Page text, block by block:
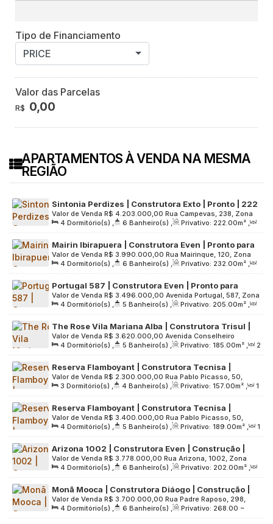
Tipo de Financiamento
PRICE
Valor das Parcelas
R$ 0,00
APARTAMENTOS À VENDA NA MESMA
REGIÃO
Sintonia Perdizes | Construtora Exto | Pronto | 222
metros | 04 suítes | 03 vagas
R$ 4.203.000,00
Valor de Venda
Rua Campevas, 238, Zona
Oeste, 05016-010, Perdizes, São Paulo, São Paulo, Brasil
4 Dormitório(s) , 6 Banheiro(s) , Privativo: 222.00m² ,
2 Sala(s) , 4 Suíte(s) , 3 Vaga(s) , Útil: 222.00m² ,
Terreno:
4280.00m²
Mairin Ibirapuera | Construtora Even | Pronto para
morar | 232 metros | 04 suítes | varanda gourmet |
hall privativo | 03 vagas
R$ 3.990.000,00
Valor de Venda
Rua Mairinque, 120, Zona
Sul, 04037-020, Vila Clementino, São Paulo, São Paulo,
Brasil
4 Dormitório(s) , 6 Banheiro(s) , Privativo: 232.00m² ,
2 Sala(s) , 4 Suíte(s) , 3 Vaga(s) , Útil: 232.00m² ,
Terreno: 5679.00 m²
Portugal 587 | Construtora Even | Pronto para
morar | 205 metros | 04 dormitórios | 02 suítes |
varanda gourmet | 03 vagas
R$ 3.496.000,00
Valor de Venda
Avenida Portugal, 587, Zona
Sul, 04559-001, Brooklin Paulista, São Paulo, São Paulo,
Brasil
4 Dormitório(s) , 5 Banheiro(s) , Privativo: 205.00m² ,
2 Sala(s) , 2 Suíte(s) , 3 Vaga(s) , Útil: 205.00m² ,
Terreno: 4027.00m²
The Rose Vila Mariana Alba | Construtora Trisul |
Construção | 185 metros | 04 dormitórios | 02
suítes | 02 vagas
R$ 3.620.000,00
Valor de Venda
Avenida Conselheiro
Rodrigues Alves, 102, Zona Sul, 04014-000, Vila Mariana,
São Paulo, São Paulo, Brasil
4 Dormitório(s) , 5 Banheiro(s) , Privativo: 185.00m² ,
2
Sala(s) , 2 Suíte(s) , 2 Vaga(s) , Útil: 185.00m² ,
Terreno: 7788.00m²
Reserva Flamboyant | Construtora Tecnisa |
Construção | 157 metros | 03 suítes | varanda
gourmet | 02 vagas
R$ 2.300.000,00
Valor de Venda
Rua Pablo Picasso, 50,
Zona Oeste, 05036-160, Água Branca, São Paulo, São Paulo,
Brasil
3 Dormitório(s) , 4 Banheiro(s) , Privativo: 157.00m² ,
1
Sala(s) , 3 Suíte(s) , 2 Vaga(s) , Útil: 157.00m² ,
Terreno: 5656.00m²
Reserva Flamboyant | Construtora Tecnisa |
Construção | 189 metros | 04 dormitórios | 02
suítes | varanda gourmet | 02 vagas
R$ 3.400.000,00
Valor de Venda
Rua Pablo Picasso, 50,
Zona Oeste, 05036-160, Água Branca, São Paulo, São Paulo,
Brasil
4 Dormitório(s) , 5 Banheiro(s) , Privativo: 189.00m² ,
1
Sala(s) , 2 Suíte(s) , 2 Vaga(s) , Útil: 189.00m² ,
Terreno: 5656.00 m²
Arizona 1002 | Construtora Even | Construção |
202 metros | 04 suítes | varanda gourmet | hall
privativo | 03 vagas
R$ 3.778.000,00
Valor de Venda
Rua Arizona, 1002, Zona
Sul, 04567-003, Cidade Monções, São Paulo, São Paulo,
Brasil
4 Dormitório(s) , 6 Banheiro(s) , Privativo: 202.00m² ,
2 Sala(s) , 4 Suíte(s) , 3 Vaga(s) , Útil: 202.00m² ,
Terreno: 5269.00m²
Monã Mooca | Construtora Diáogo | Construção |
269 metros | 04 suítes | varanda gourmet | 04
vagas
R$ 3.700.000,00
Valor de Venda
Rua Padre Raposo, 298,
Zona Leste, 03118-000, Mooca, São Paulo, São Paulo, Brasil
4 Dormitório(s) , 6 Banheiro(s) , Privativo: 268.00 ~
269.00m² , 2 Sala(s) , 4 Suíte(s) , 3 Vaga(s) ,
Útil: